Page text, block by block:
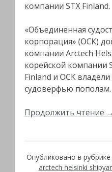
компании STX Finland.
«Объединенная
корпорация» (ОСК)
компании Arctech
корейской компании
Finland и ОСК владели
судоверфью пополам.
Продолжить чтение →
Опубликовано в рубрике
arctech helsinki